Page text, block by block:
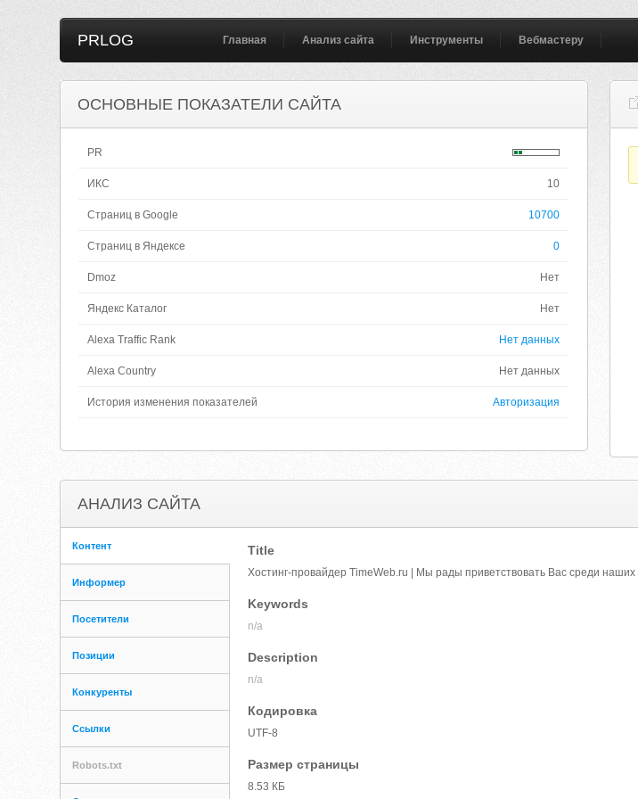
PRLOG Главная Анализ сайта Инструменты Вебмастеру
ОСНОВНЫЕ ПОКАЗАТЕЛИ САЙТА
PR
ИКС 10
Страниц в Google 10700
Страниц в Яндексе 0
Dmoz Нет
Яндекс Каталог Нет
Alexa Traffic Rank Нет данных
Alexa Country Нет данных
История изменения показателей Авторизация
АНАЛИЗ САЙТА
Контент
Информер
Посетители
Позиции
Конкуренты
Ссылки
Robots.txt
Title
Хостинг-провайдер TimeWeb.ru | Мы рады приветствовать Вас среди наших
Keywords
n/a
Description
n/a
Кодировка
UTF-8
Размер страницы
8.53 КБ